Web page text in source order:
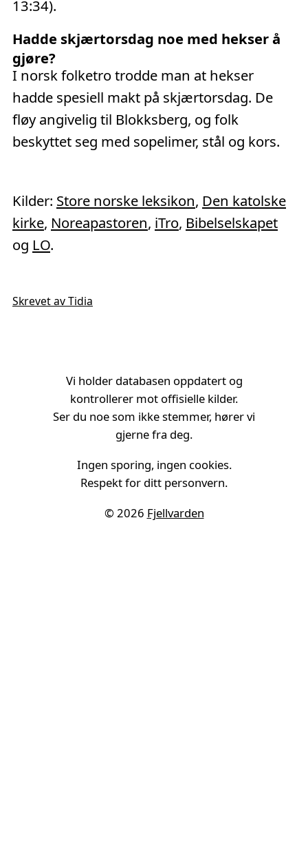
13:34).
Hadde skjærtorsdag noe med hekser å
gjøre?
I norsk folketro trodde man at hekser
hadde spesiell makt på skjærtorsdag. De
fløy angivelig til Blokksberg, og folk
beskyttet seg med sopelimer, stål og kors.
Kilder: Store norske leksikon, Den katolske
kirke, Noreapastoren, iTro, Bibelselskapet
og LO.
Skrevet av Tidia
Vi holder databasen oppdatert og
kontrollerer mot offisielle kilder.
Ser du noe som ikke stemmer, hører vi
gjerne fra deg.
Ingen sporing, ingen cookies.
Respekt for ditt personvern.
© 2026 Fjellvarden